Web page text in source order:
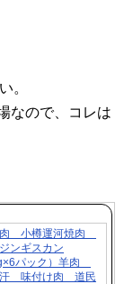
。
なので、コレは
肉 小樽運河焼肉
ンギスカン
パック）羊肉
汗 味付け肉 道民